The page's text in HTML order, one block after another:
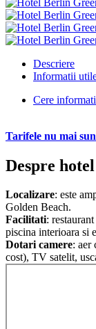
Descriere
Informatii
Cere
Tarifele nu mai
Despre hotel
Localizare: este
Golden Beach.
Facilitati:
piscina interioara si
Dotari camere: aer
cost), TV satelit,